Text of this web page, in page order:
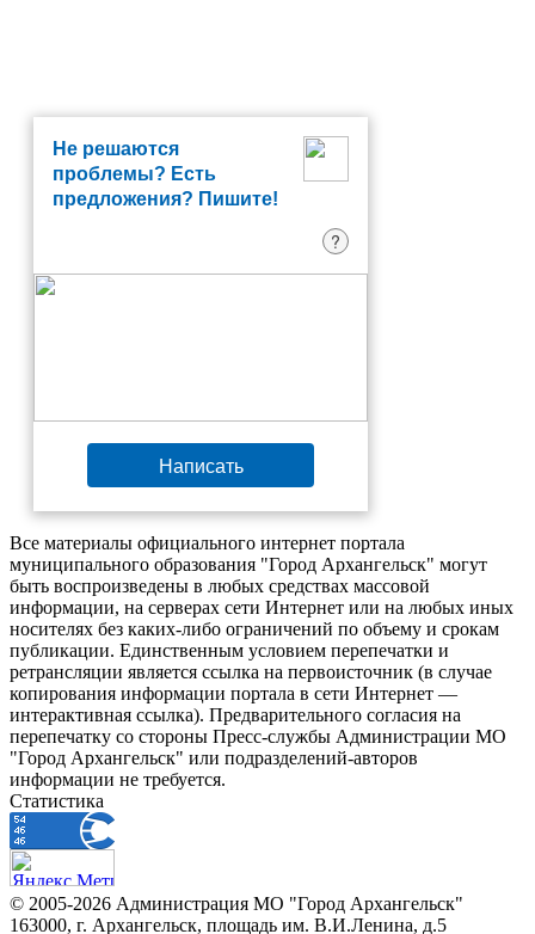
Не решаются
проблемы? Есть
предложения? Пишите!
?
Написать
Все материалы официального интернет портала
муниципального образования "Город Архангельск" могут
быть воспроизведены в любых средствах массовой
информации, на серверах сети Интернет или на любых иных
носителях без каких-либо ограничений по объему и срокам
публикации. Единственным условием перепечатки и
ретрансляции является ссылка на первоисточник (в случае
копирования информации портала в сети Интернет —
интерактивная ссылка). Предварительного согласия на
перепечатку со стороны Пресс-службы Администрации МО
"Город Архангельск" или подразделений-авторов
информации не требуется.
Статистика
© 2005-2026 Администрация МО "Город Архангельск"
163000, г. Архангельск, площадь им. В.И.Ленина, д.5